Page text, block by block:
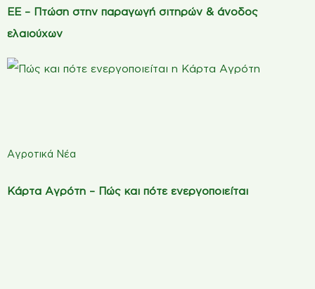
ΕΕ – Πτώση στην παραγωγή σιτηρών & άνοδος
ελαιούχων
Αγροτικά Νέα
Κάρτα Αγρότη – Πώς και πότε ενεργοποιείται